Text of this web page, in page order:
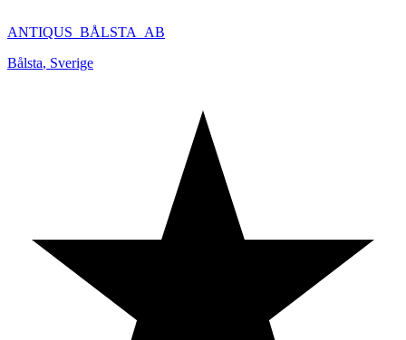
ANTIQUS_BÅLSTA_AB
Bålsta, Sverige